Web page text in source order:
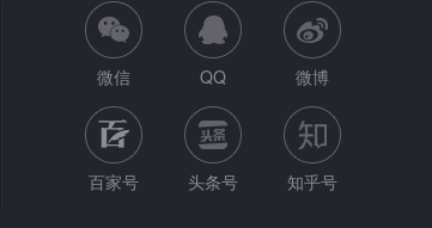
微信 QQ 微博
百家号 头条号 知乎号